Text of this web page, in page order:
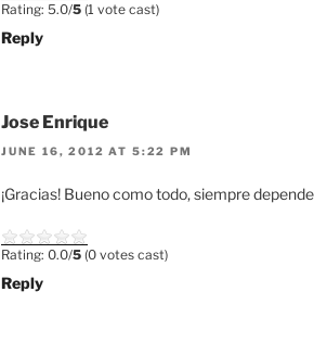
Rating: 5.0/5 (1 vote cast)
Reply
Jose Enrique
JUNE 16, 2012 AT 5:22 PM
¡Gracias! Bueno como todo, siempre
Rating: 0.0/5 (0 votes cast)
Reply